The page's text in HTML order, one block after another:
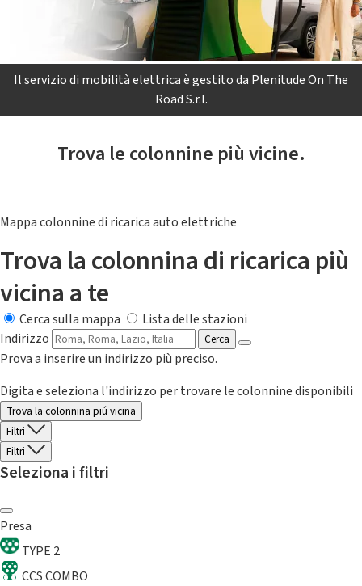
Il servizio di mobilità elettrica è gestito da Plenitude On The
Road S.r.l.
Trova le colonnine più vicine.
Mappa colonnine di ricarica auto elettriche
Trova la colonnina di ricarica più
vicina a te
Cerca sulla mappa
Lista delle stazioni
Indirizzo
Cerca
Prova a inserire un indirizzo più preciso.
Digita e seleziona l'indirizzo per trovare le colonnine disponibili
Trova la colonnina piú vicina
Filtri
Filtri
Seleziona i filtri
Presa
TYPE 2
CCS COMBO